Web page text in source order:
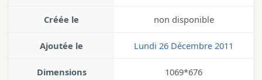
Créée le non disponible
Ajoutée le Lundi 26 Décembre 2011
Dimensions 1069*676